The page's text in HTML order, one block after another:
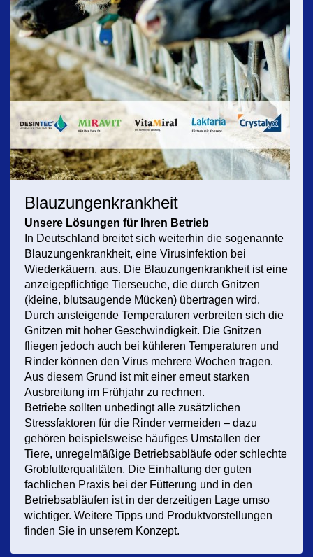
Blauzungenkrankheit
Unsere Lösungen für Ihren Betrieb
In Deutschland breitet sich weiterhin die sogenannte
Blauzungenkrankheit, eine Virusinfektion bei
Wiederkäuern, aus. Die Blauzungenkrankheit ist eine
anzeigepflichtige Tierseuche, die durch Gnitzen
(kleine, blutsaugende Mücken) übertragen wird.
Durch ansteigende Temperaturen verbreiten sich die
Gnitzen mit hoher Geschwindigkeit. Die Gnitzen
fliegen jedoch auch bei kühleren Temperaturen und
Rinder können den Virus mehrere Wochen tragen.
Aus diesem Grund ist mit einer erneut starken
Ausbreitung im Frühjahr zu rechnen.
Betriebe sollten unbedingt alle zusätzlichen
Stressfaktoren für die Rinder vermeiden – dazu
gehören beispielsweise häufiges Umstallen der
Tiere, unregelmäßige Betriebsabläufe oder schlechte
Grobfutterqualitäten. Die Einhaltung der guten
fachlichen Praxis bei der Fütterung und in den
Betriebsabläufen ist in der derzeitigen Lage umso
wichtiger. Weitere Tipps und Produktvorstellungen
finden Sie in unserem Konzept.